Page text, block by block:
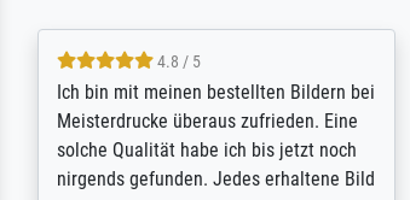
5 / 5
Rundum positive Erfahrung. Die
Ausführung des Auftrags hat eine Weile
gedauert, die angekündigte Lieferzeit
wurde aber letztlich sogar etwas